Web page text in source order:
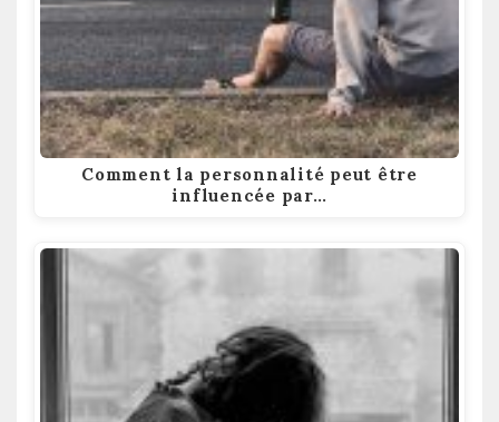
Comment la personnalité peut être
influencée par…